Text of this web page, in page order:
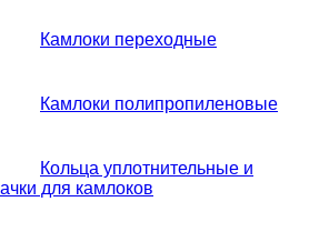
Камлоки переходные
Камлоки полипропиленовые
Кольца уплотнительные и
для камлоков